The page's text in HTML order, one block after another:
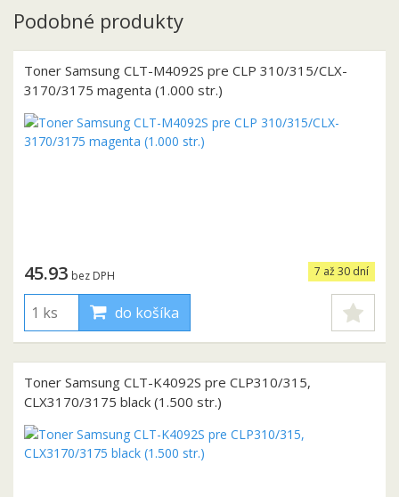
Podobné produkty
Toner Samsung CLT-M4092S pre CLP 310/315/CLX-
3170/3175 magenta (1.000 str.)
7 až 30 dní
45.93 bez DPH
do košíka
Toner Samsung CLT-K4092S pre CLP310/315,
CLX3170/3175 black (1.500 str.)